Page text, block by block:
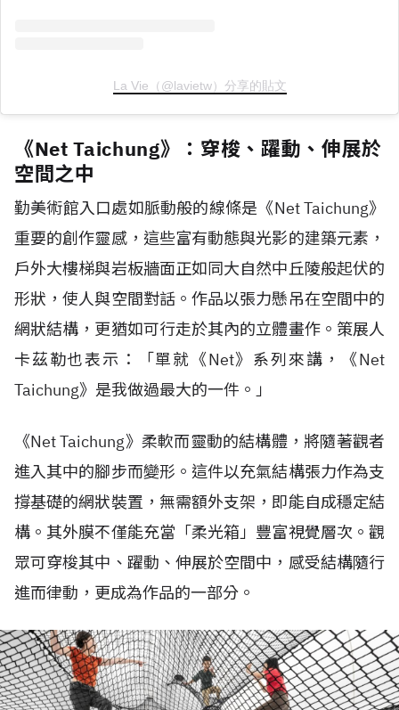
La Vie（@lavietw）分享的貼文
《Net Taichung》：穿梭、躍動、伸展於
空間之中
勤美術館入口處如脈動般的線條是《Net Taichung》
重要的創作靈感，這些富有動態與光影的建築元素，
戶外大樓梯與岩板牆面正如同大自然中丘陵般起伏的
形狀，使人與空間對話。作品以張力懸吊在空間中的
網狀結構，更猶如可行走於其內的立體畫作。策展人
卡茲勒也表示：「單就《Net》系列來講，《Net
Taichung》是我做過最大的一件。」
《Net Taichung》柔軟而靈動的結構體，將隨著觀者
進入其中的腳步而變形。這件以充氣結構張力作為支
撐基礎的網狀裝置，無需額外支架，即能自成穩定結
構。其外膜不僅能充當「柔光箱」豐富視覺層次。觀
眾可穿梭其中、躍動、伸展於空間中，感受結構隨行
進而律動，更成為作品的一部分。